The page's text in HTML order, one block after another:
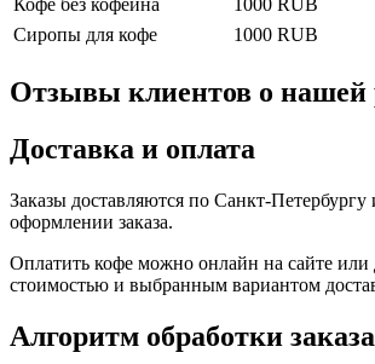
Кофе без кофеина 1000 RUB
Сиропы для кофе 1000 RUB
Отзывы клиентов о нашей
Доставка и оплата
Заказы доставляются по Санкт-
оформлении заказа.
Оплатить кофе можно онлайн на сайте или
стоимостью и выбранным вариантом
Алгоритм обработки заказа